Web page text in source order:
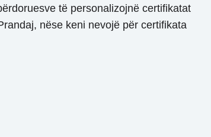
të personalizojnë certifikatat
nëse keni nevojë për certifikata